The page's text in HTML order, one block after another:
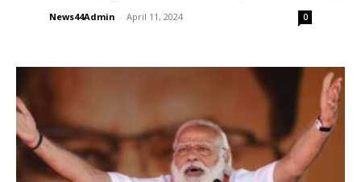
News44Admin - April 11, 2024 0